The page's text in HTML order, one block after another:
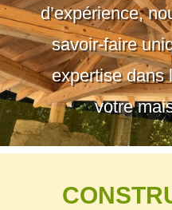
d’expérience,
savoir-faire
expertise dans
votre